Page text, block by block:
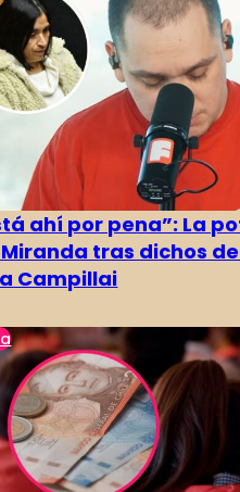
ahí por pena”: La
tras dichos
Campillai